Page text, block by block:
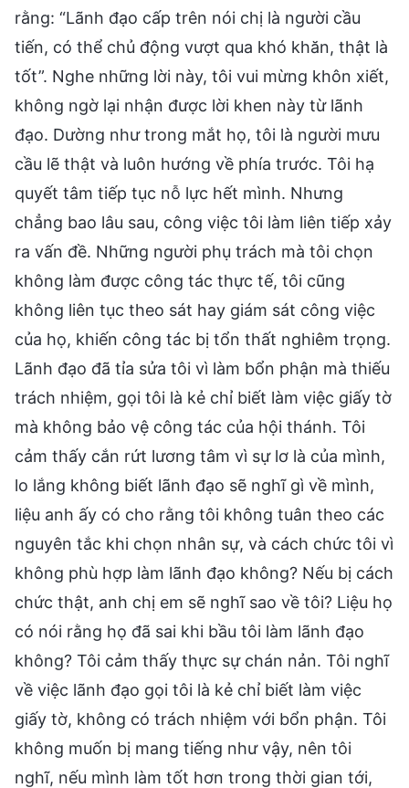
rằng: “Lãnh đạo cấp trên nói chị là người cầu
tiến, có thể chủ động vượt qua khó khăn, thật là
tốt”. Nghe những lời này, tôi vui mừng khôn xiết,
không ngờ lại nhận được lời khen này từ lãnh
đạo. Dường như trong mắt họ, tôi là người mưu
cầu lẽ thật và luôn hướng về phía trước. Tôi hạ
quyết tâm tiếp tục nỗ lực hết mình. Nhưng
chẳng bao lâu sau, công việc tôi làm liên tiếp xảy
ra vấn đề. Những người phụ trách mà tôi chọn
không làm được công tác thực tế, tôi cũng
không liên tục theo sát hay giám sát công việc
của họ, khiến công tác bị tổn thất nghiêm trọng.
Lãnh đạo đã tỉa sửa tôi vì làm bổn phận mà thiếu
trách nhiệm, gọi tôi là kẻ chỉ biết làm việc giấy tờ
mà không bảo vệ công tác của hội thánh. Tôi
cảm thấy cắn rứt lương tâm vì sự lơ là của mình,
lo lắng không biết lãnh đạo sẽ nghĩ gì về mình,
liệu anh ấy có cho rằng tôi không tuân theo các
nguyên tắc khi chọn nhân sự, và cách chức tôi vì
không phù hợp làm lãnh đạo không? Nếu bị cách
chức thật, anh chị em sẽ nghĩ sao về tôi? Liệu họ
có nói rằng họ đã sai khi bầu tôi làm lãnh đạo
không? Tôi cảm thấy thực sự chán nản. Tôi nghĩ
về việc lãnh đạo gọi tôi là kẻ chỉ biết làm việc
giấy tờ, không có trách nhiệm với bổn phận. Tôi
không muốn bị mang tiếng như vậy, nên tôi
nghĩ, nếu mình làm tốt hơn trong thời gian tới,